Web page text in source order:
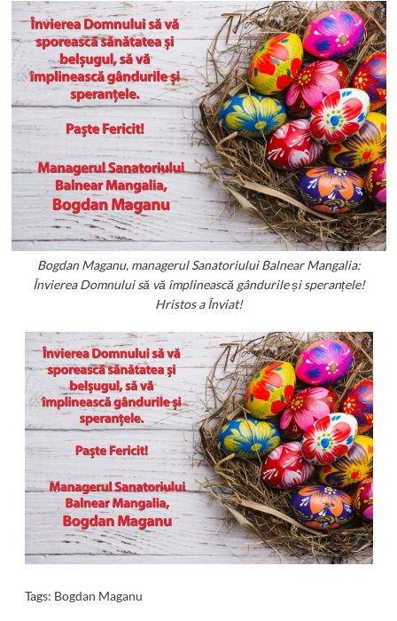
Bogdan Maganu, managerul Sanatoriului Balnear Mangalia:
Învierea Domnului să vă împlinească gândurile și speranțele!
Hristos a Înviat!
Tags: Bogdan Maganu